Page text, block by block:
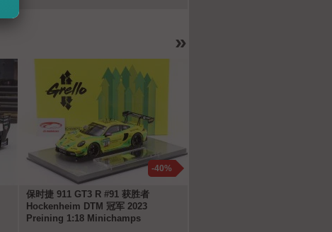
»
-40%
保时捷 911 GT3 R #91 获胜者
Hockenheim DTM 冠军 2023
Preining 1:18 Minichamps